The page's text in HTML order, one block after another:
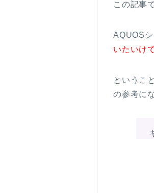
この記事
AQUOS
いたいけ
というこ
の参考に